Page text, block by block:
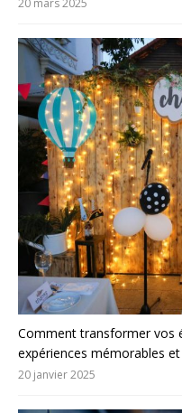
20 mars 2025
Comment transformer vos
expériences mémorables
20 janvier 2025